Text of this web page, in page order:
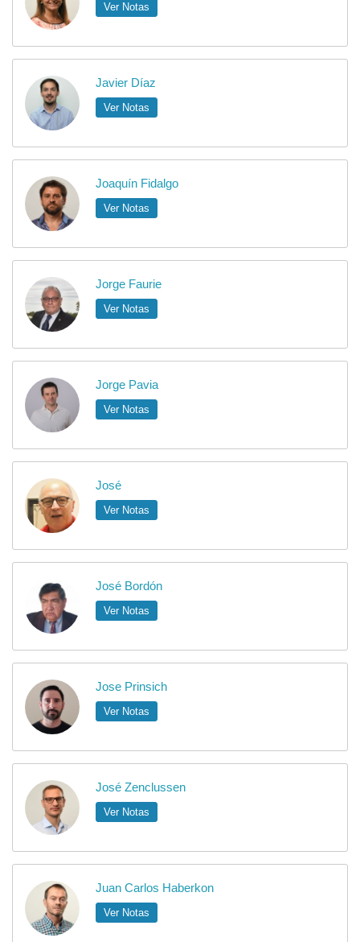
Ver Notas
Javier Díaz
Ver Notas
Joaquín Fidalgo
Ver Notas
Jorge Faurie
Ver Notas
Jorge Pavia
Ver Notas
José
Ver Notas
José Bordón
Ver Notas
Jose Prinsich
Ver Notas
José Zenclussen
Ver Notas
Juan Carlos Haberkon
Ver Notas